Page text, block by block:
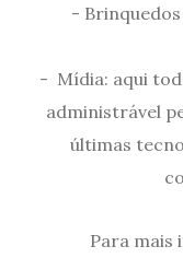
-
- Mídia: aqui
administrável
últimas
Para mais